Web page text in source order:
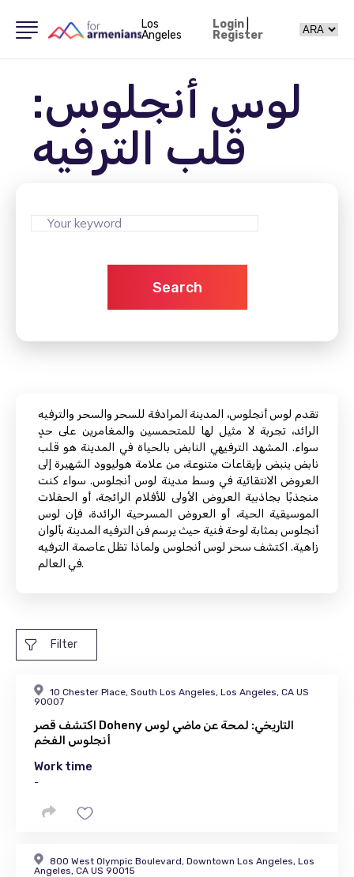
Los
Angeles
Login|
Register
لوس أنجلوس:
قلب الترفيه
Search
تقدم لوس أنجلوس، المدينة المرادفة للسحر والسحر والترفيه
الرائد، تجربة لا مثيل لها للمتحمسين والمغامرين على حدٍ
سواء. المشهد الترفيهي النابض بالحياة في المدينة هو قلب
نابض ينبض بإيقاعات متنوعة، من علامة هوليوود الشهيرة إلى
العروض الانتقائية في وسط مدينة لوس أنجلوس. سواء كنت
منجذبًا بجاذبية العروض الأولى للأفلام الرائجة، أو الحفلات
الموسيقية الحية، أو العروض المسرحية الرائدة، فإن لوس
أنجلوس بمثابة لوحة فنية حيث يرسم فن الترفيه المدينة بألوان
زاهية. اكتشف سحر لوس أنجلوس ولماذا تظل عاصمة الترفيه
في العالم.
Filter
10 Chester Place, South Los Angeles, Los Angeles, CA US
90007
اكتشف قصر Doheny التاريخي: لمحة عن ماضي لوس
أنجلوس الفخم
Work time
-
800 West Olympic Boulevard, Downtown Los Angeles, Los
Angeles, CA US 90015